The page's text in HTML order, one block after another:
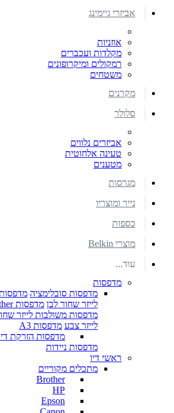
אביזרי גיימינג
אוזניות
מקלדות ועכברים
רמקולים ומיקרופונים
משטחים
מקרנים
סלולר
אביזרים נלווים
טעינה אלחוטית
מטענים
מגרסות
נייר ומוצריו
כספות
מוצרי Belkin
עוד...
מדפסות
מדפסות סובלימציה
לייזר שחור לבן מדפסות Brother
מדפסות משולבות לייזר
לייזר צבע מדפסות A3
מדפסות הזרקת
מדפסות ניידות
ראשי דיו
מתכלים מקוריים
Brother
HP
Epson